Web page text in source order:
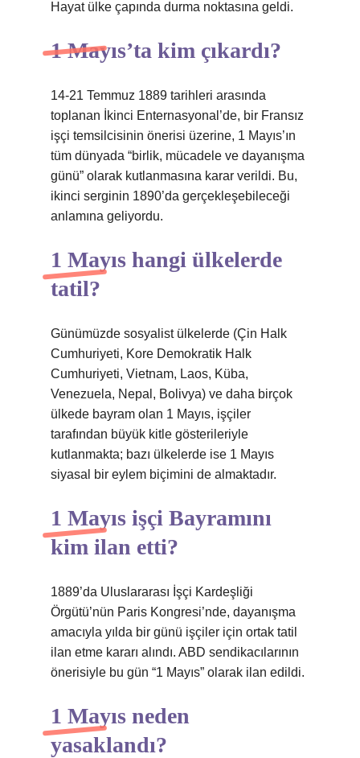
Hayat ülke çapında durma noktasına geldi.
1 Mayıs’ta kim çıkardı?
14-21 Temmuz 1889 tarihleri ​​arasında
toplanan İkinci Enternasyonal’de, bir Fransız
işçi temsilcisinin önerisi üzerine, 1 Mayıs’ın
tüm dünyada “birlik, mücadele ve dayanışma
günü” olarak kutlanmasına karar verildi. Bu,
ikinci serginin 1890’da gerçekleşebileceği
anlamına geliyordu.
1 Mayıs hangi ülkelerde
tatil?
Günümüzde sosyalist ülkelerde (Çin Halk
Cumhuriyeti, Kore Demokratik Halk
Cumhuriyeti, Vietnam, Laos, Küba,
Venezuela, Nepal, Bolivya) ve daha birçok
ülkede bayram olan 1 Mayıs, işçiler
tarafından büyük kitle gösterileriyle
kutlanmakta; bazı ülkelerde ise 1 Mayıs
siyasal bir eylem biçimini de almaktadır.
1 Mayıs işçi Bayramını
kim ilan etti?
1889’da Uluslararası İşçi Kardeşliği
Örgütü’nün Paris Kongresi’nde, dayanışma
amacıyla yılda bir günü işçiler için ortak tatil
ilan etme kararı alındı. ABD sendikacılarının
önerisiyle bu gün “1 Mayıs” olarak ilan edildi.
1 Mayıs neden
yasaklandı?